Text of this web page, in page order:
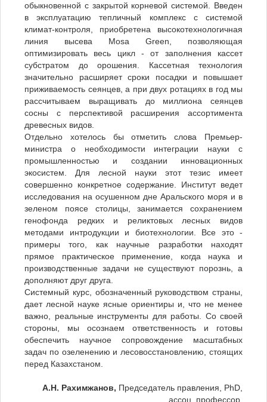
обыкновенной с закрытой корневой системой. Введен
в эксплуатацию тепличный комплекс с системой
климат-контроля, приобретена высокотехнологичная
линия высева Mosa Green, позволяющая
оптимизировать весь цикл - от заполнения кассет
субстратом до орошения. Кассетная технология
значительно расширяет сроки посадки и повышает
приживаемость сеянцев, а при двух ротациях в год мы
рассчитываем выращивать до миллиона сеянцев
сосны с перспективой расширения ассортимента
древесных видов.
Отдельно хотелось бы отметить слова Премьер-
министра о необходимости интеграции науки с
промышленностью и создании инновационных
экосистем. Для лесной науки этот тезис имеет
совершенно конкретное содержание. Институт ведет
исследования на осушенном дне Аральского моря и в
зеленом поясе столицы, занимается сохранением
генофонда редких и реликтовых лесных видов
методами интродукции и биотехнологии. Все это -
примеры того, как научные разработки находят
прямое практическое применение, когда наука и
производственные задачи не существуют порознь, а
дополняют друг друга.
Системный курс, обозначенный руководством страны,
дает лесной науке ясные ориентиры и, что не менее
важно, реальные инструменты для работы. Со своей
стороны, мы осознаем ответственность и готовы
обеспечить научное сопровождение масштабных
задач по озеленению и лесовосстановлению, стоящих
перед Казахстаном.
А.Н. Рахимжанов, Председатель правления, PhD,
ассоц. профессор.